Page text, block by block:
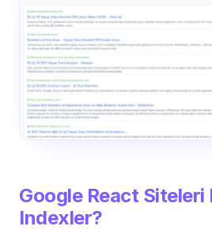
Google React Siteleri
Indexler?